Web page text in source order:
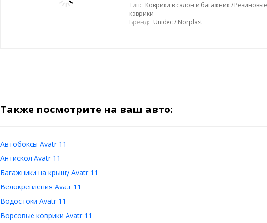
Тип: Коврики в салон и багажник / Резиновые
коврики
Бренд: Unidec / Norplast
Также посмотрите на ваш авто:
Автобоксы Avatr 11
Антискол Avatr 11
Багажники на крышу Avatr 11
Велокрепления Avatr 11
Водостоки Avatr 11
Ворсовые коврики Avatr 11